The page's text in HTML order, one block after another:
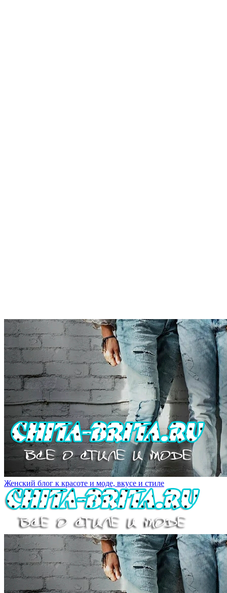
Женский блог к красоте и моде, вкусе и стиле